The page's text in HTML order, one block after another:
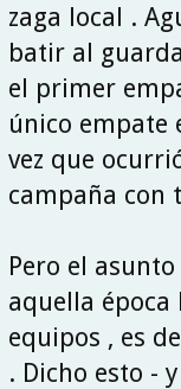
zaga local .
batir al
el primer
único empate
vez que
campaña con
Pero el
aquella
equipos , es
. Dicho esto -